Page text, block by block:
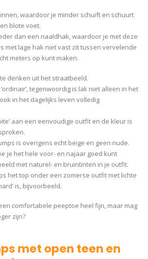
waardoor je minder schuift en schuurt
blote voet.
dan een naaldhak, waardoor je met deze
met lage hak niet vast zit tussen vervelende
meters op kunt maken.
denken uit het straatbeeld.
tegenwoordig is lak niet alleen in het
in het dagelijks leven volledig
aan een eenvoudige outfit en de kleur is
is overigens echt beige en geen nude.
je het hele voor- en najaar goed kunt
met naturel- en bruintinten in je outfit.
het top onder een zomerse outfit met lichte
is, bijvoorbeeld.
comfortabele peeptoe heel fijn, maar mag
zijn?
met open teen en